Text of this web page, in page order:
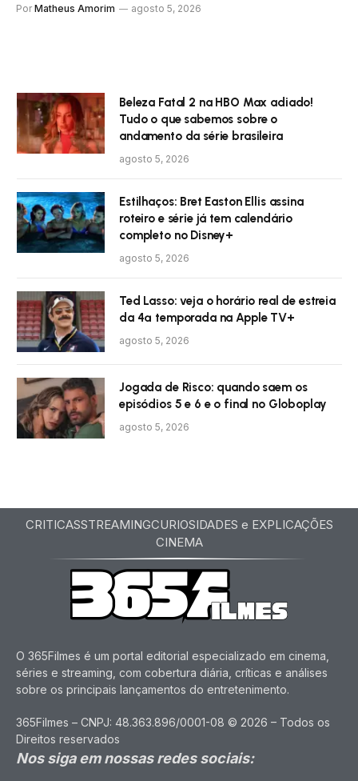
Por Matheus Amorim agosto 5, 2026
Beleza Fatal 2 na HBO Max adiado!
Tudo o que sabemos sobre o
andamento da série brasileira
agosto 5, 2026
Estilhaços: Bret Easton Ellis assina
roteiro e série já tem calendário
completo no Disney+
agosto 5, 2026
Ted Lasso: veja o horário real de estreia
da 4ª temporada na Apple TV+
agosto 5, 2026
Jogada de Risco: quando saem os
episódios 5 e 6 e o final no Globoplay
agosto 5, 2026
CRITICASSTREAMINGCURIOSIDADES e EXPLICAÇÕES
CINEMA
O 365Filmes é um portal editorial especializado em cinema,
séries e streaming, com cobertura diária, críticas e análises
sobre os principais lançamentos do entretenimento.
365Filmes – CNPJ: 48.363.896/0001-08 © 2026 – Todos os
Direitos reservados
Nos siga em nossas redes sociais: